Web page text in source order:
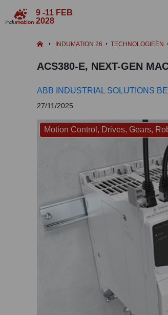
9 -11 FEB
2028
INDUMATION 26 TECHNOLOGIEËN
ACS380-E, NEXT-GEN
Motion Control, Drives, Gears,
ABB INDUSTRIAL SOLUTIONS
27/11/2025